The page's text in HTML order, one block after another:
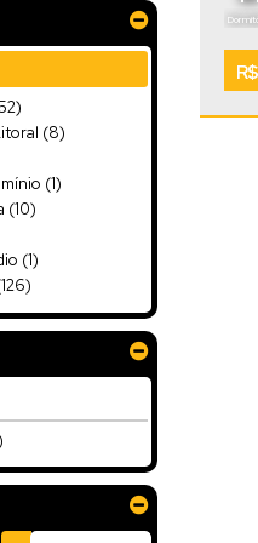
(8)
(1)
(10)
(1)
R$
.00
~
75